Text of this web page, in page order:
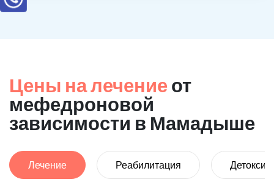
Цены на лечение от
мефедроновой
зависимости в Мамадыше
Лечение Реабилитация